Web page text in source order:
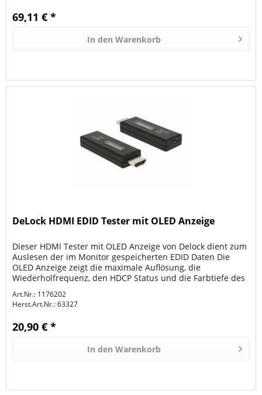
69,11 € *
In den Warenkorb
DeLock HDMI EDID Tester mit OLED Anzeige
Dieser HDMI Tester mit OLED Anzeige von Delock dient zum
Auslesen der im Monitor gespeicherten EDID Daten Die
OLED Anzeige zeigt die maximale Auflösung, die
Wiederholfrequenz, den HDCP Status und die Farbtiefe des
Art.Nr.: 1176202
Herst.Art.Nr.:63327
20,90 € *
In den Warenkorb